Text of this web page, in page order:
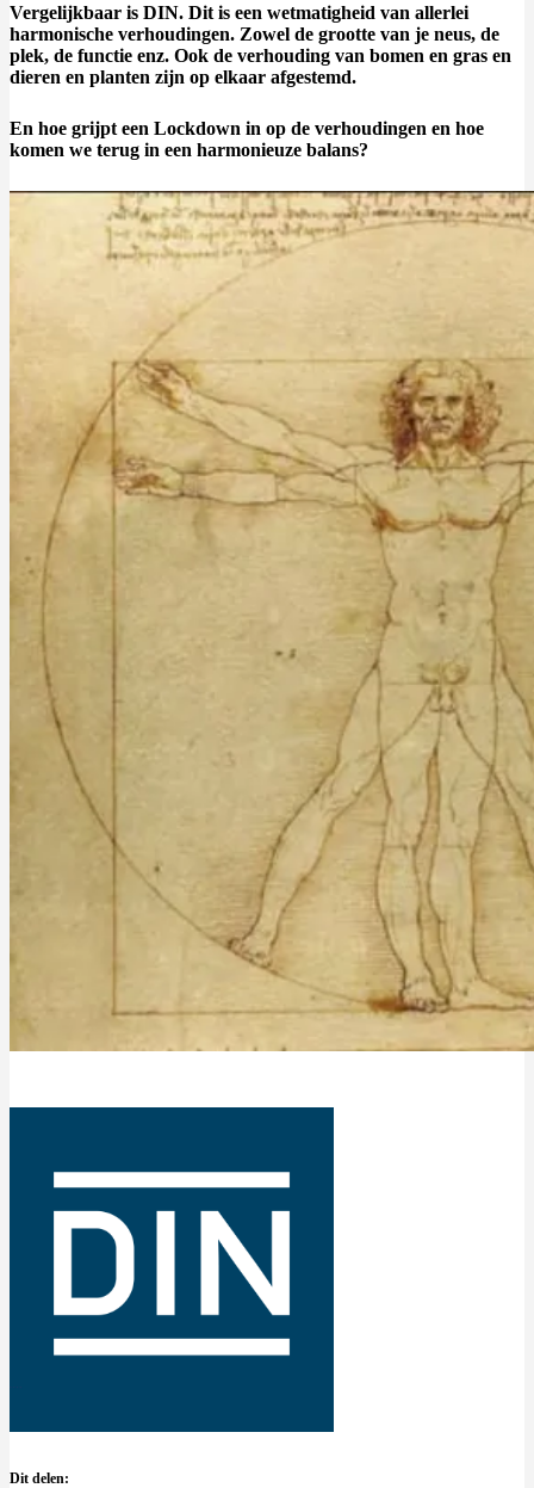
Vergelijkbaar is DIN. Dit is een wetmatigheid van allerlei
harmonische verhoudingen. Zowel de grootte van je neus, de
plek, de functie enz. Ook de verhouding van bomen en gras en
dieren en planten zijn op elkaar afgestemd.
En hoe grijpt een Lockdown in op de verhoudingen en hoe
komen we terug in een harmonieuze balans?
Dit delen: